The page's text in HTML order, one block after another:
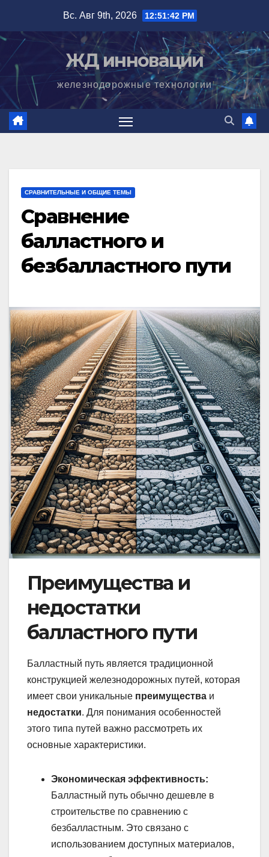
содержимому
Вс. Авг 9th, 2026 12:51:43 PM
ЖД инновации
железнодорожные технологии
СРАВНИТЕЛЬНЫЕ И ОБЩИЕ ТЕМЫ
Сравнение
балластного и
безбалластного пути
Преимущества и
недостатки
балластного пути
Балластный путь является традиционной
конструкцией железнодорожных путей, которая
имеет свои уникальные преимущества и
недостатки. Для понимания особенностей
этого типа путей важно рассмотреть их
основные характеристики.
Экономическая эффективность:
Балластный путь обычно дешевле в
строительстве по сравнению с
безбалластным. Это связано с
использованием доступных материалов,